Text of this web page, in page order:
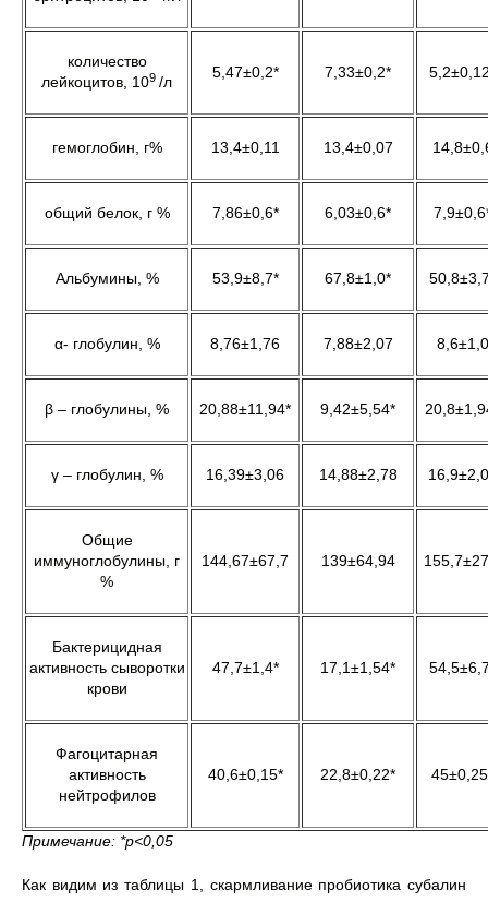
количество
лейкоцитов, 109 /л
5,47±0,2* 7,33±0,2*
гемоглобин, г% 13,4±0,11 13,4±0,07
общий белок, г % 7,86±0,6* 6,03±0,6*
Альбумины, % 53,9±8,7* 67,8±1,0*
α- глобулин, % 8,76±1,76 7,88±2,07 8,6±1,0
β – глобулины, % 20,88±11,94* 9,42±5,54*
γ – глобулин, % 16,39±3,06 14,88±2,78
Общие
иммуноглобулины, г
%
144,67±67,7 139±64,94
Бактерицидная
активность сыворотки
крови
47,7±1,4* 17,1±1,54*
Фагоцитарная
активность
нейтрофилов
40,6±0,15* 22,8±0,22*
Примечание: *p<0,05
Как видим из таблицы 1, скармливание пробиотика субалин